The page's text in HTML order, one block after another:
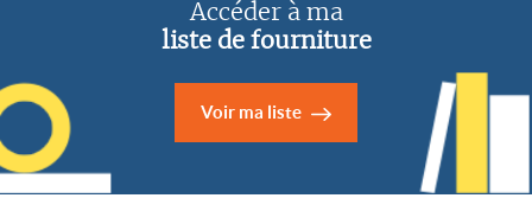
Accéder à ma
liste de fourniture
Voir ma liste